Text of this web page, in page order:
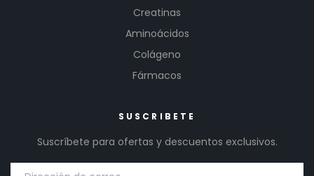
Creatinas
Aminoácidos
Colágeno
Fármacos
SUSCRIBETE
Suscríbete para ofertas y descuentos exclusivos.